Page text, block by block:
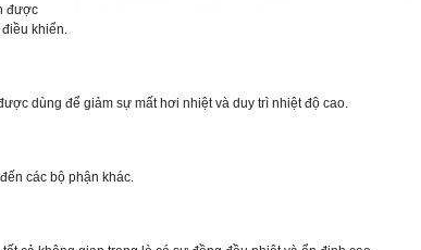
được
khiển.
dùng để giảm sự mất hơi nhiệt và duy trì nhiệt độ cao.
các bộ phận khác.